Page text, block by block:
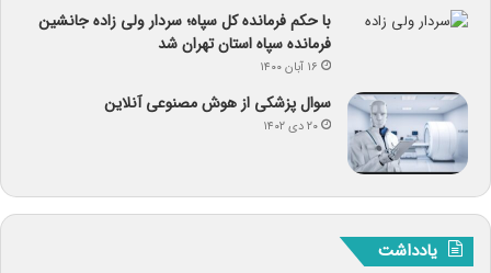
با حکم فرمانده کل سپاه؛ سردار ولی زاده جانشین
فرمانده سپاه استان تهران شد
۱۶ آبان ۱۴۰۰
سوال پزشکی از هوش مصنوعی آنلاین
۲۰ دی ۱۴۰۲
یادداشت